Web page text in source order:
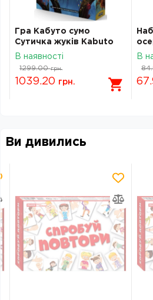
Гра Кабуто сумо
Сутичка жуків Kabuto
Sumo ALLKAB01UA
В наявності
1299.00 грн.
1039.20 грн.
В
Ви дивились